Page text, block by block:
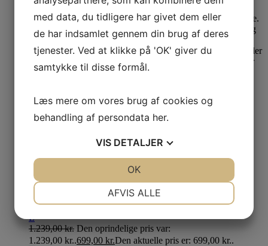
44%Last one
Se produktDette vare har flere varianter. Mulighederne kan
vælges på varesiden
Margot Kjole Apple Aday
L
1.239,00kr. Den oprindelige pris var:
1.239,00 kr..699,00 kr.Den aktuelle pris er: 699,00 kr..
med data, du tidligere har givet dem eller
de har indsamlet gennem din brug af deres
tjenester. Ved at klikke på 'OK' giver du
samtykke til disse formål.
Læs mere om vores brug af cookies og
behandling af persondata her.
VIS DETALJER
MARKETING STATISTIK
AFVIS ALLE
OK